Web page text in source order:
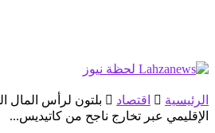
الرئيسية اقتصاد
بلتون لرأس المال
الإقليمي عبر تخارج ناجح من كاتيديس...